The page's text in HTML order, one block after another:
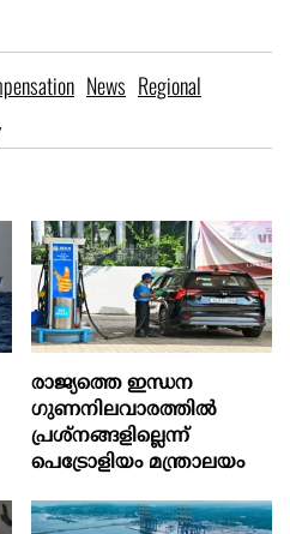
News Regional
രാജ്യത്തെ ഇന്ധന
ഗുണനിലവാരത്തില്‍
പ്രശ്‌നങ്ങളില്ലെന്ന്
പെട്രോളിയം മന്ത്രാലയം